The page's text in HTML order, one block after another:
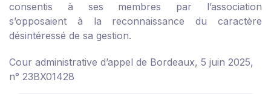
consentis à ses membres par l’association
s’opposaient à la reconnaissance du caractère
désintéressé de sa gestion.
Cour administrative d’appel de Bordeaux, 5 juin 2025,
n° 23BX01428